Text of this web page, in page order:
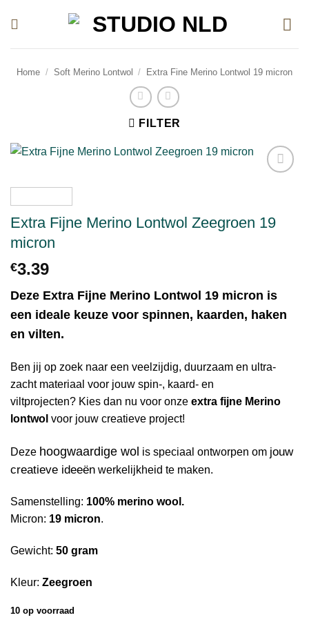
Home / Soft Merino Lontwol / Extra Fine Merino Lontwol 19 micron
FILTER
Extra Fijne Merino Lontwol Zeegroen 19
micron
€3.39
Deze Extra Fijne Merino Lontwol 19 micron is
een ideale keuze voor spinnen, kaarden, haken
en vilten.
Ben jij op zoek naar een veelzijdig, duurzaam en ultra-
zacht materiaal voor jouw spin-, kaard- en
viltprojecten? Kies dan nu voor onze extra fijne Merino
lontwol voor jouw creatieve project!
Deze hoogwaardige wol is speciaal ontworpen om jouw
creatieve ideeën werkelijkheid te maken.
Samenstelling: 100% merino wool.
Micron: 19 micron.
Gewicht: 50 gram
Kleur: Zeegroen
10 op voorraad